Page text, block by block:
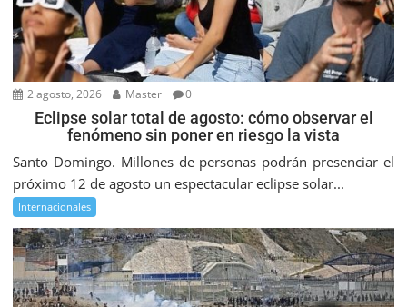
2 agosto, 2026 Master 0
Eclipse solar total de agosto: cómo observar el
fenómeno sin poner en riesgo la vista
Santo Domingo. Millones de personas podrán presenciar el
próximo 12 de agosto un espectacular eclipse solar...
Internacionales